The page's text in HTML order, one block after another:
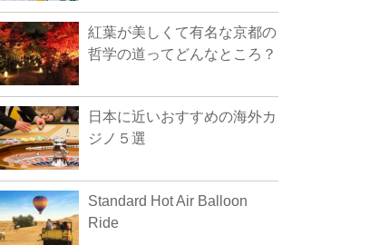
紅葉が美しくて有名な京都の
哲学の道ってどんなところ？
日本に近いおすすめの海外カ
ジノ５選
Standard Hot Air Balloon
Ride